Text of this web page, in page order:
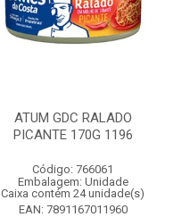
ATUM GDC RALADO
PICANTE 170G 1196
Código: 766061
Embalagem: Unidade
Caixa contém 24 unidade(s)
EAN: 7891167011960